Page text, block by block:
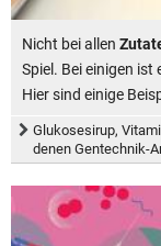
Nicht bei allen
Spiel. Bei einigen
Hier sind einige
Glukosesirup,
denen Gentechnik-